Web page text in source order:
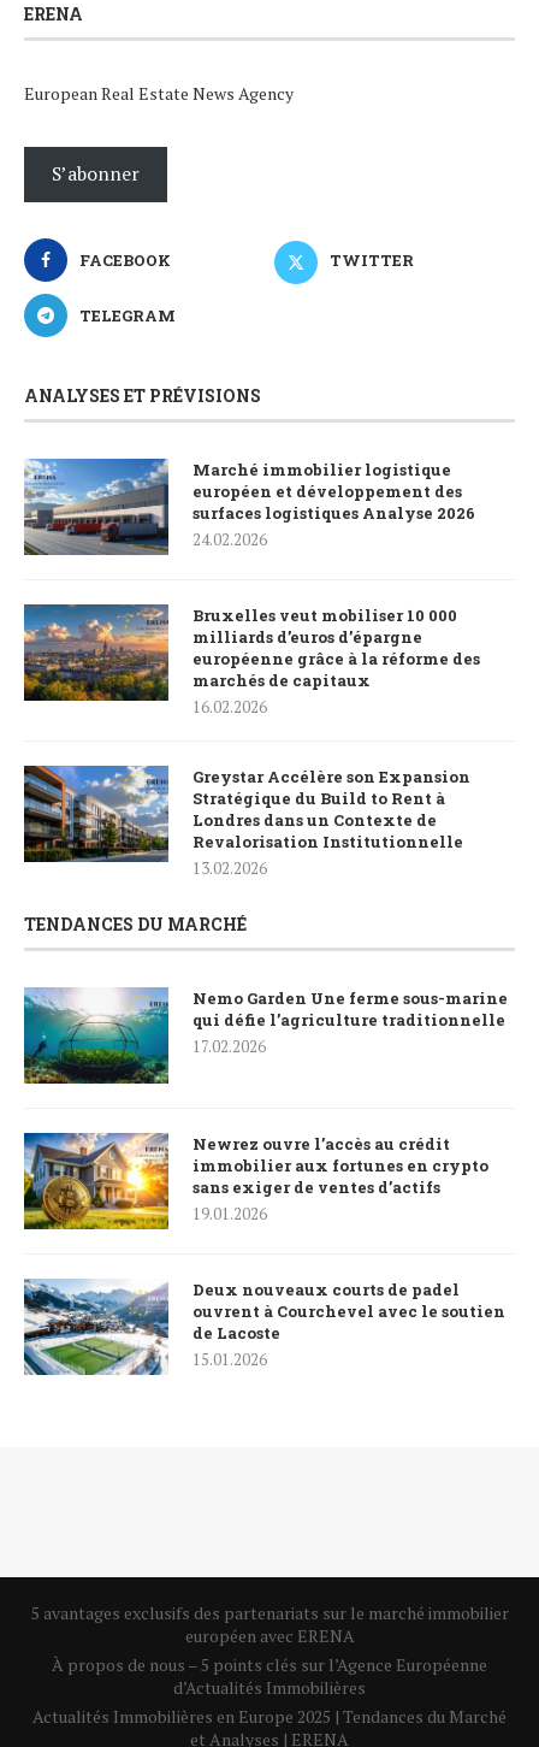
ERENA
European Real Estate News Agency
S’abonner
FACEBOOK TWITTER
TELEGRAM
ANALYSES ET PRÉVISIONS
Marché immobilier logistique
européen et développement des
surfaces logistiques Analyse 2026
24.02.2026
Bruxelles veut mobiliser 10 000
milliards d’euros d’épargne
européenne grâce à la réforme des
marchés de capitaux
16.02.2026
Greystar Accélère son Expansion
Stratégique du Build to Rent à
Londres dans un Contexte de
Revalorisation Institutionnelle
13.02.2026
TENDANCES DU MARCHÉ
Nemo Garden Une ferme sous-marine
qui défie l’agriculture traditionnelle
17.02.2026
Newrez ouvre l’accès au crédit
immobilier aux fortunes en crypto
sans exiger de ventes d’actifs
19.01.2026
Deux nouveaux courts de padel
ouvrent à Courchevel avec le soutien
de Lacoste
15.01.2026
5 avantages exclusifs des partenariats sur le marché immobilier
européen avec ERENA
À propos de nous – 5 points clés sur l’Agence Européenne
d’Actualités Immobilières
Actualités Immobilières en Europe 2025 | Tendances du Marché
et Analyses | ERENA